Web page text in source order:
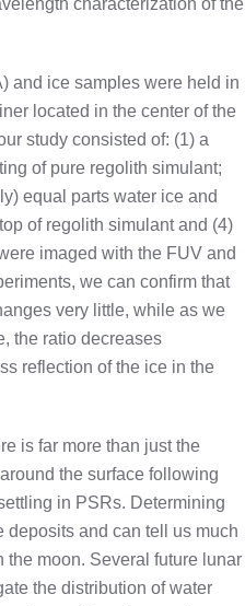
characterization of the
and ice samples were held in
located in the center of the
study consisted of: (1) a
of pure regolith simulant;
equal parts water ice and
of regolith simulant and (4)
imaged with the FUV and
we can confirm that
very little, while as we
the ratio decreases
reflection of the ice in the
is far more than just the
the surface following
in PSRs. Determining
deposits and can tell us much
the moon. Several future lunar
the distribution of water